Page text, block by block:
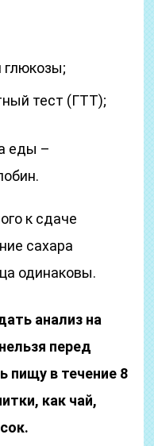
глюкозы;
тест (ГТТ);
еды –
к сдаче
сахара
одинаковы.
анализ на
перед
пищу в течение 8
как чай,